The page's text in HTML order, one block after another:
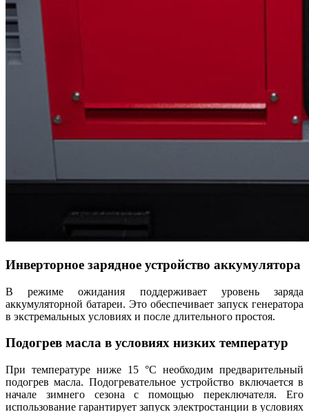
Инверторное зарядное устройство аккумулятора
В режиме ожидания поддерживает уровень заряда
аккумуляторной батареи. Это обеспечивает запуск генератора
в экстремальных условиях и после длительного простоя.
Подогрев масла в условиях низких температур
При температуре ниже 15 °С необходим предварительный
подогрев масла. Подогревательное устройство включается в
начале зимнего сезона с помощью переключателя. Его
использование гарантирует запуск электростанции в условиях